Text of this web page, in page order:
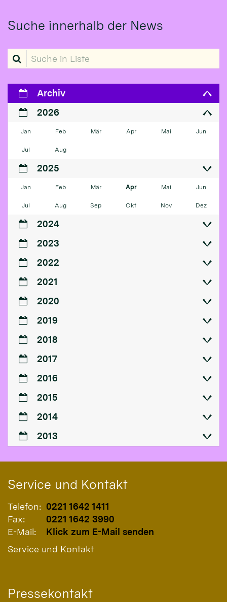
Suche innerhalb der News
Suche in Liste
Archiv
2026
Jan Feb Mär Apr Mai Jun
Jul Aug
2025
Jan Feb Mär Apr Mai Jun
Jul Aug Sep Okt Nov Dez
2024
2023
2022
2021
2020
2019
2018
2017
2016
2015
2014
2013
Service und Kontakt
Telefon: 0221 1642 1411
Fax:
0221 1642 3990
E-Mail:
Klick zum E-Mail senden
Service und Kontakt
Pressekontakt